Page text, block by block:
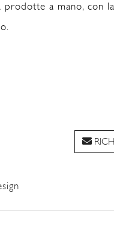
prodotte a mano, con